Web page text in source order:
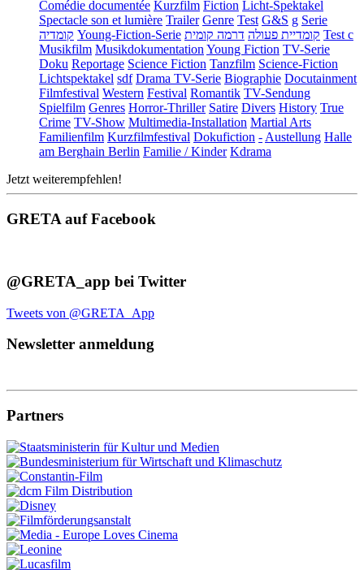
Comédie documentée Kurzfilm Fiction Licht-Spektakel
Spectacle son et lumière Trailer Genre Test G&S g Serie
קומדיה Young-Fiction-Serie קומדיית פעולה דרמה קומית
Test c
Musikfilm Musikdokumentation Young Fiction TV-Serie
Doku Reportage Science Fiction Tanzfilm Science-Fiction
Lichtspektakel sdf Drama TV-Serie Biographie Docutainment
Filmfestival Western Festival Romantik TV-Sendung
Spielfilm Genres Horror-Thriller Satire Divers History True
Crime TV-Show Multimedia-Installation Martial Arts
Familienfilm Kurzfilmfestival Dokufiction - Austellung Halle
am Berghain Berlin Familie / Kinder Kdrama
Jetzt weiterempfehlen!
GRETA auf Facebook
@GRETA_app bei Twitter
Tweets von @GRETA_App
Newsletter anmeldung
Partners